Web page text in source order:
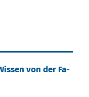
von der Fa­